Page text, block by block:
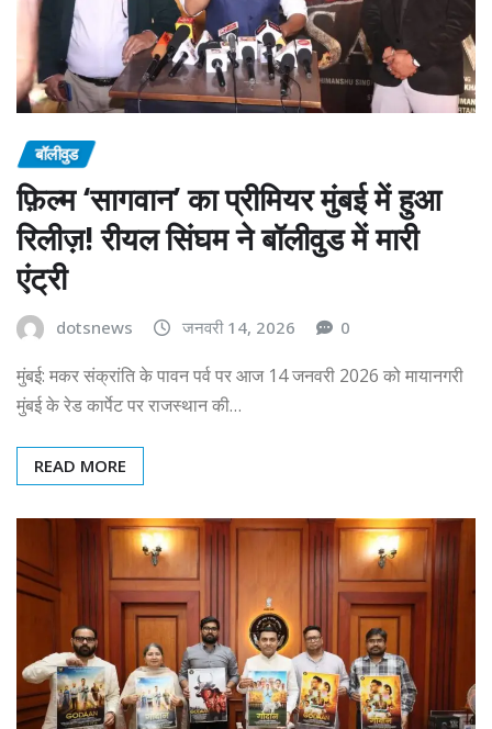
बॉलीवुड
फ़िल्म ‘सागवान’ का प्रीमियर मुंबई में हुआ
रिलीज़! रीयल सिंघम ने बॉलीवुड में मारी
एंट्री
dotsnews जनवरी 14, 2026 0
मुंबई: मकर संक्रांति के पावन पर्व पर आज 14 जनवरी 2026 को मायानगरी
मुंबई के रेड कार्पेट पर राजस्थान की…
READ MORE